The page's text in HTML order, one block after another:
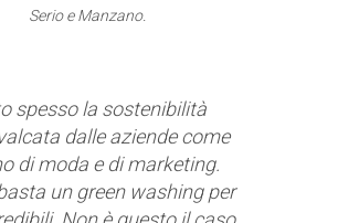
Serio e Manzano.
spesso la sostenibilità
dalle aziende come
di moda e di marketing.
un green washing per